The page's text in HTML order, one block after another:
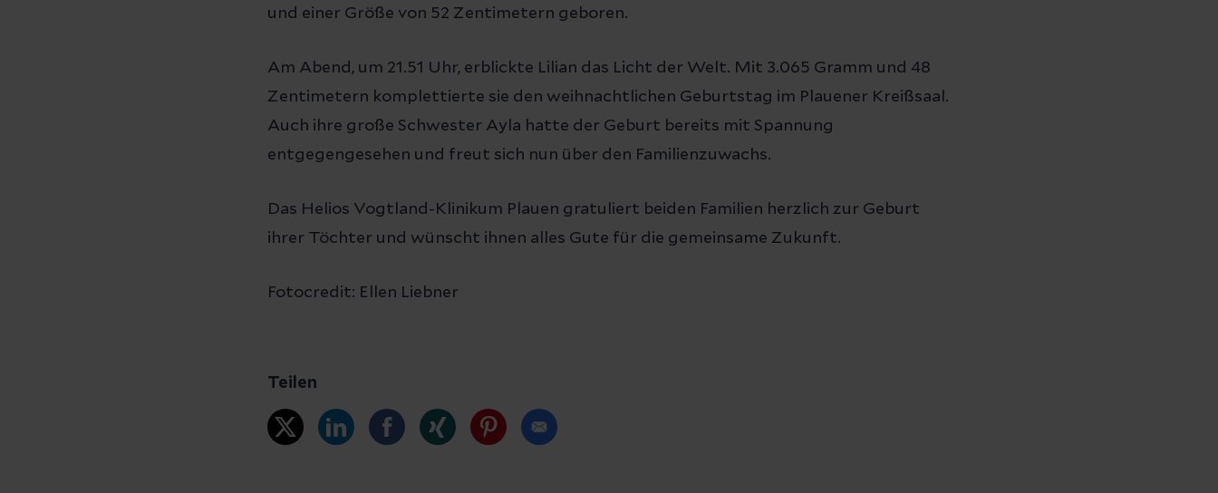
und einer Größe von 52 Zentimetern geboren.
Am Abend, um 21.51 Uhr, erblickte Lilian das Licht der Welt. Mit 3.065 Gramm und 48
Zentimetern komplettierte sie den weihnachtlichen Geburtstag im Plauener Kreißsaal.
Auch ihre große Schwester Ayla hatte der Geburt bereits mit Spannung
entgegengesehen und freut sich nun über den Familienzuwachs.
Das Helios Vogtland-Klinikum Plauen gratuliert beiden Familien herzlich zur Geburt
ihrer Töchter und wünscht ihnen alles Gute für die gemeinsame Zukunft.
Fotocredit: Ellen Liebner
Teilen